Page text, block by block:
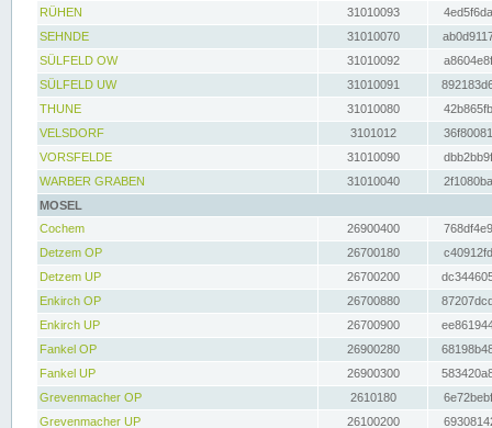
RÜHEN
31010093
SEHNDE
31010070
SÜLFELD OW
31010092
SÜLFELD UW
31010091
THUNE
31010080
VELSDORF
3101012
VORSFELDE
31010090
WARBER GRABEN
31010040
MOSEL
Cochem
26900400
Detzem OP
26700180
Detzem UP
26700200
Enkirch OP
26700880
Enkirch UP
26700900
Fankel OP
26900280
Fankel UP
26900300
Grevenmacher OP
2610180
Grevenmacher UP
26100200